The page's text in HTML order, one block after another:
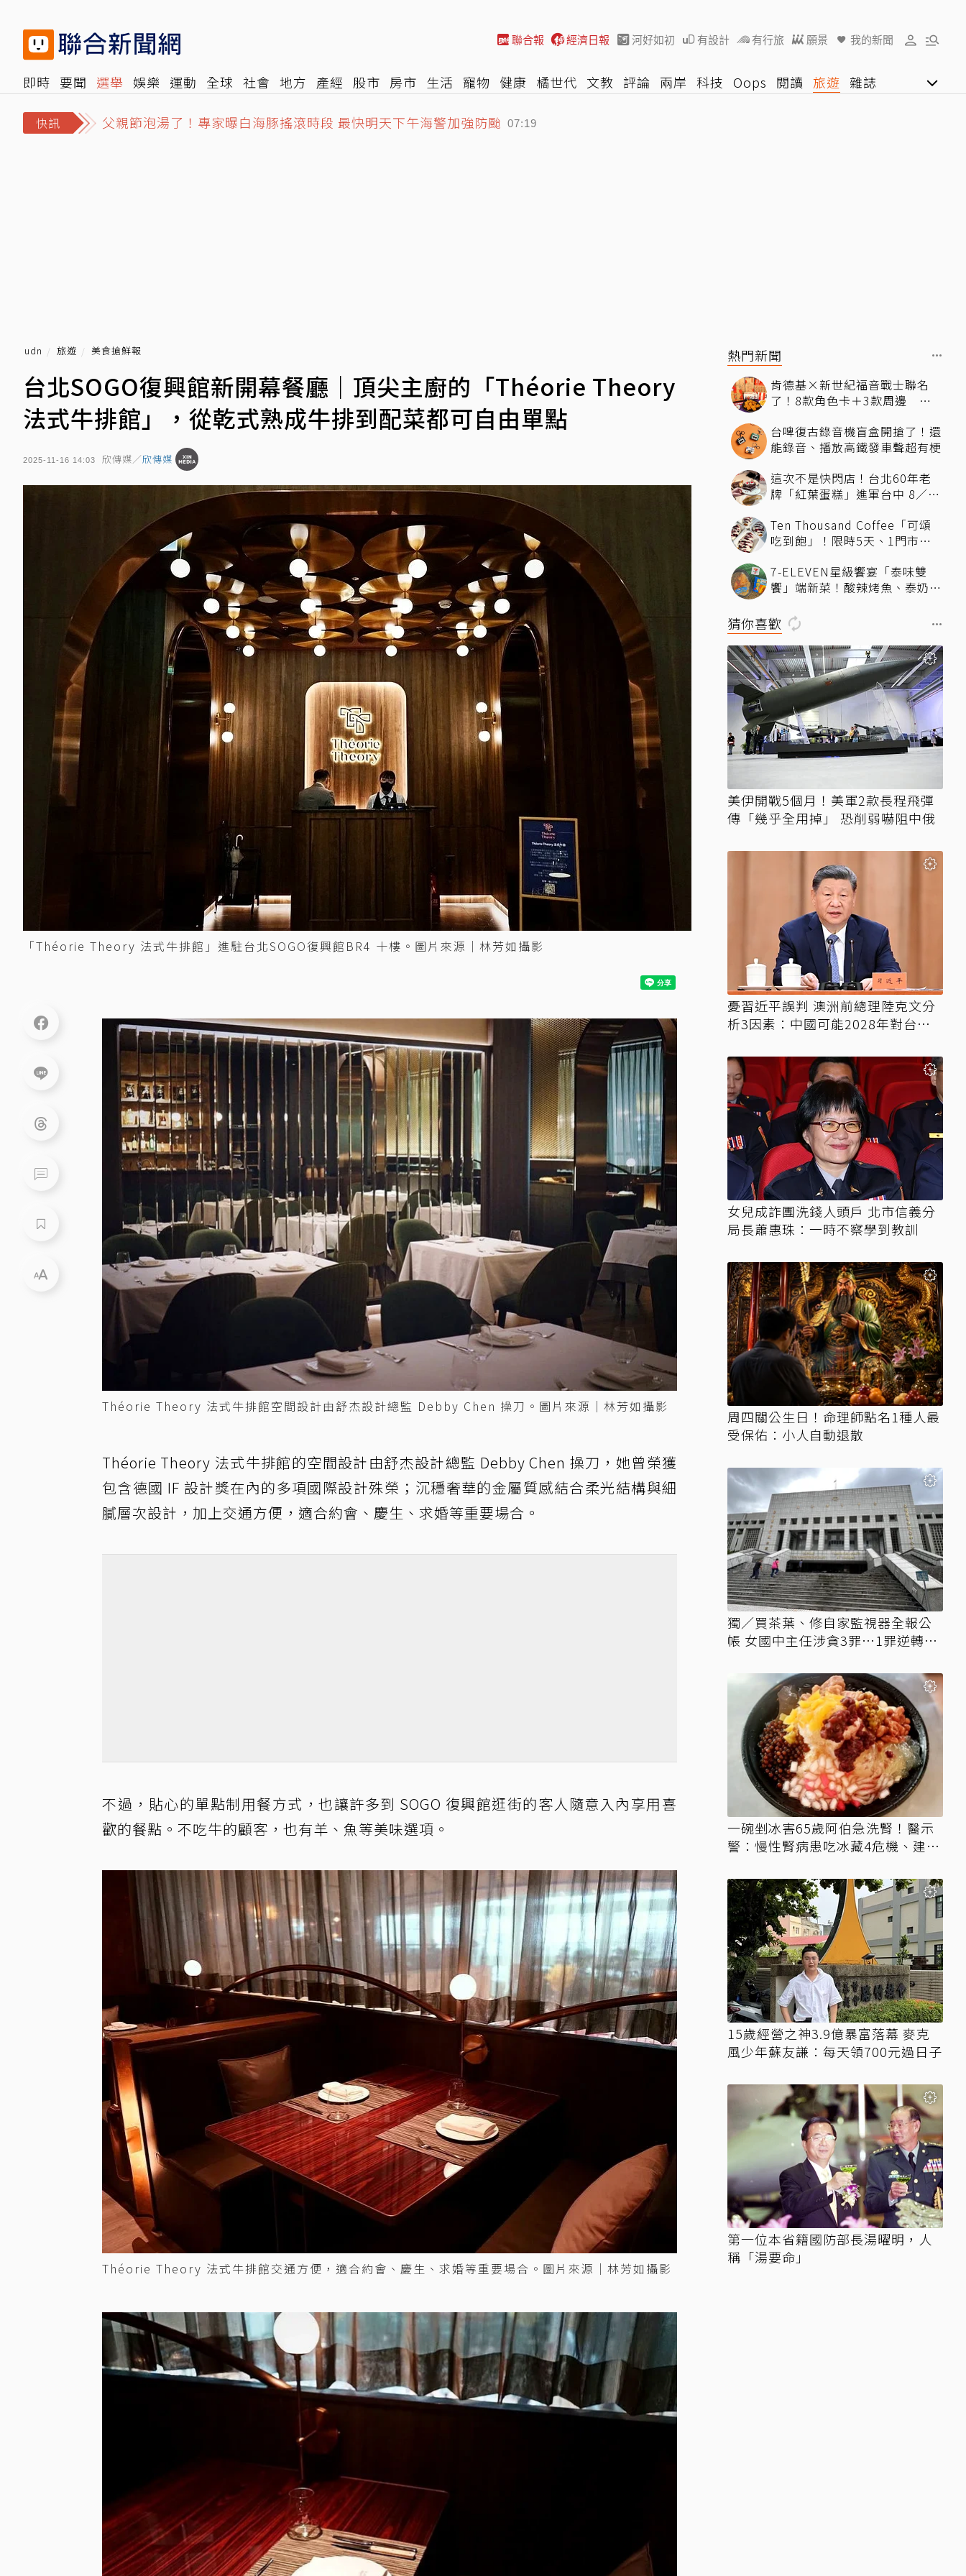
聯合報 經濟日報 河好如初 有設計 有行旅 願景 我的新聞
即時 要聞 選舉 娛樂 運動 全球 社會 地方 產經 股市 房市 生活 寵物 健康 橘世代 文教 評論 兩岸 科技 Oops 閱讀 旅遊 雜誌
快訊
父親節泡湯了！專家曝白海豚搖滾時段 最快明天下午海警加強防颱
美股道瓊連三日創高！SpaceX重挫13.6%、超微也跌7% 拖累那指 07:20
udn 旅遊 美食搶鮮報
台北SOGO復興館新開幕餐廳｜頂尖主廚的「Théorie Theory
法式牛排館」，從乾式熟成牛排到配菜都可自由單點
2025-11-16 14:03 欣傳媒／欣傳媒
「Théorie Theory 法式牛排館」進駐台北SOGO復興館BR4 十樓。圖片來源｜林芳如攝影
Théorie Theory 法式牛排館空間設計由舒杰設計總監 Debby Chen 操刀。圖片來源｜林芳如攝影
Théorie Theory 法式牛排館的空間設計由舒杰設計總監 Debby Chen 操刀，她曾榮獲
包含德國 IF 設計獎在內的多項國際設計殊榮；沉穩奢華的金屬質感結合柔光結構與細
膩層次設計，加上交通方便，適合約會、慶生、求婚等重要場合。
不過，貼心的單點制用餐方式，也讓許多到 SOGO 復興館逛街的客人隨意入內享用喜
歡的餐點。不吃牛的顧客，也有羊、魚等美味選項。
Théorie Theory 法式牛排館交通方便，適合約會、慶生、求婚等重要場合。圖片來源｜林芳如攝影
熱門新聞
肯德基×新世紀福音戰士聯名
了！8款角色卡＋3款周邊 還
台啤復古錄音機盲盒開搶了！還
能錄音、播放高鐵發車聲超有梗
這次不是快閃店！台北60年老
牌「紅葉蛋糕」進軍台中 8／6
糕」門市就能買
Ten Thousand Coffee「可頌
吃到飽」！限時5天、1門市獨
可頌」 活動資訊一次看
7-ELEVEN星級饗宴「泰味雙
饗」端新菜！酸辣烤魚、泰奶提
猜你喜歡
美伊開戰5個月！美軍2款長程飛彈
傳「幾乎全用掉」 恐削弱嚇阻中俄
憂習近平誤判 澳洲前總理陸克文分
析3因素：中國可能2028年對台動
女兒成詐團洗錢人頭戶 北市信義分
局長蕭惠珠：一時不察學到教訓
周四關公生日！命理師點名1種人最
受保佑：小人自動退散
獨／買茶葉、修自家監視器全報公
帳 女國中主任涉貪3罪…1罪逆轉無
一碗剉冰害65歲阿伯急洗腎！醫示
警：慢性腎病患吃冰藏4危機、建議
15歲經營之神3.9億暴富落幕 麥克
風少年蘇友謙：每天領700元過日子
第一位本省籍國防部長湯曜明，人
稱「湯要命」